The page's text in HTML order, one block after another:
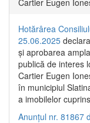
Hotărârea
25.06.2025
și aprobarea
publică de interes
Cartier Eugen
în municipiul
a imobilelor
Anunțul nr. 81867